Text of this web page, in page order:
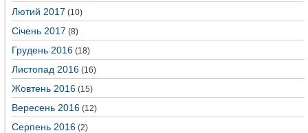
Лютий 2017 (10)
Січень 2017 (8)
Грудень 2016 (18)
Листопад 2016 (16)
Жовтень 2016 (15)
Вересень 2016 (12)
Серпень 2016 (2)